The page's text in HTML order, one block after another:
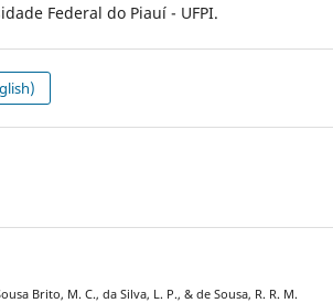
Federal do Piauí - UFPI.
Brito, M. C., da Silva, L. P., & de Sousa, R. R. M.